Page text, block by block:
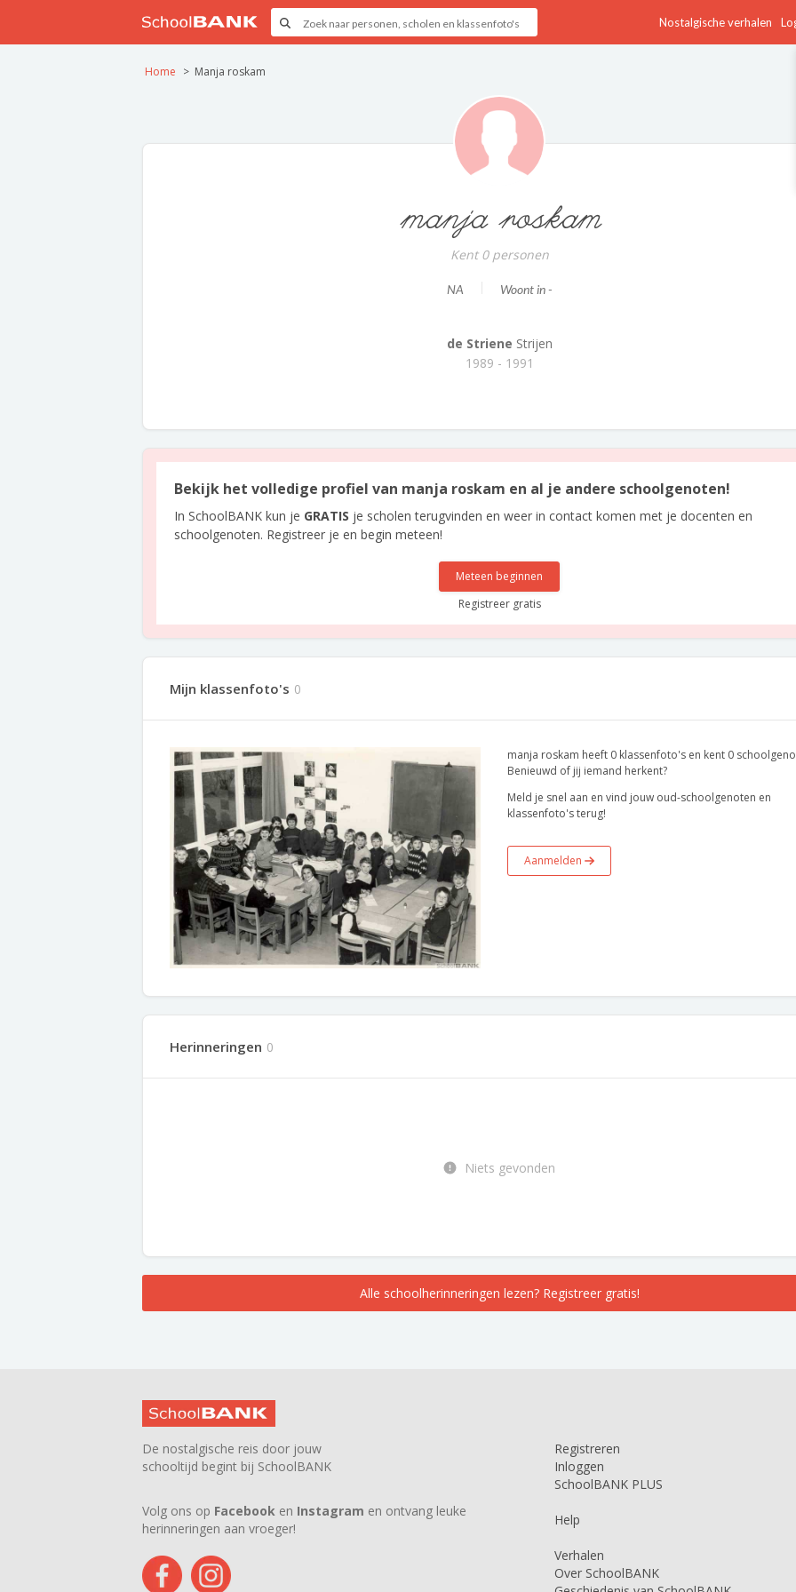
Nostalgische verhalen
Home Manja roskam
manja roskam
Kent 0 personen
NA Woont in -
de Striene Strijen
1989 - 1991
Bekijk het volledige profiel van manja roskam en al je andere schoolgenoten!
In SchoolBANK kun je GRATIS je scholen terugvinden en weer in contact komen met je docenten en
schoolgenoten. Registreer je en begin meteen!
Meteen beginnen
Registreer gratis
Mijn klassenfoto's 0
manja roskam heeft 0 klassenfoto's en kent 0
Benieuwd of jij iemand herkent?
Meld je snel aan en vind jouw oud-schoolgenoten en
klassenfoto's terug!
Aanmelden
Herinneringen 0
Niets gevonden
Alle schoolherinneringen lezen? Registreer gratis!
De nostalgische reis door jouw
schooltijd begint bij SchoolBANK
Volg ons op Facebook en Instagram en ontvang leuke
herinneringen aan vroeger!
Registreren
Inloggen
SchoolBANK PLUS
Help
Verhalen
Over SchoolBANK